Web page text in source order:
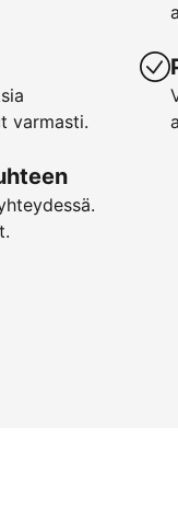
varmasti.